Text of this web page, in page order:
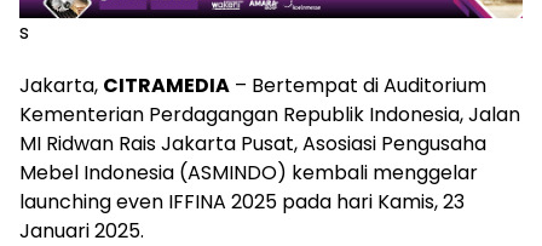
s
Jakarta, CITRAMEDIA – Bertempat di Auditorium
Kementerian Perdagangan Republik Indonesia, Jalan
MI Ridwan Rais Jakarta Pusat, Asosiasi Pengusaha
Mebel Indonesia (ASMINDO) kembali menggelar
launching even IFFINA 2025 pada hari Kamis, 23
Januari 2025.